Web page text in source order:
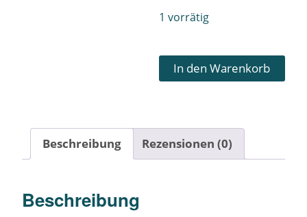
1 vorrätig
In den Warenkorb
Beschreibung Rezensionen (0)
Beschreibung